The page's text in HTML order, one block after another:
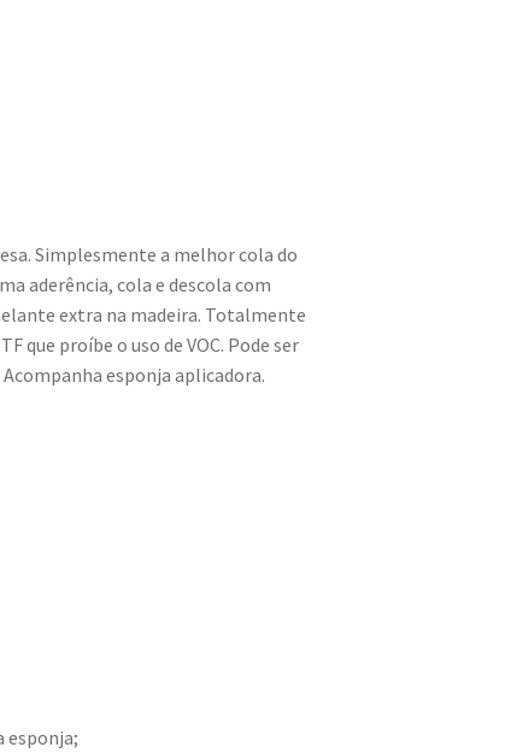
Simplesmente a melhor cola do
aderência, cola e descola com
extra na madeira. Totalmente
que proíbe o uso de VOC. Pode ser
esponja aplicadora.
esponja;